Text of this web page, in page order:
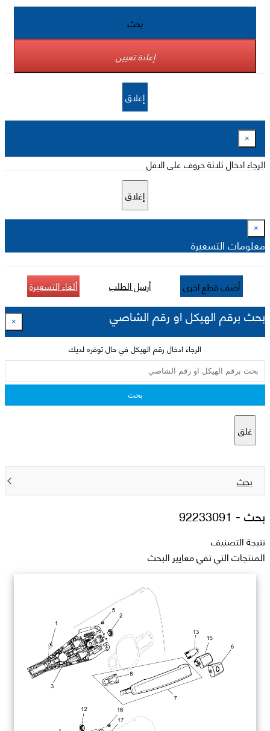
بحث
إعادة تعيين
إغلاق
×
الرجاء ادخال ثلاثة حروف على الاقل
إغلاق
×
معلومات التسعيرة
أضف قطع اخرى أرسل الطلب ألغاء التسعيرة
بحث برقم الهيكل او رقم الشاصي ×
الرجاء ادخال رقم الهيكل في حال توفره لديك
بحث
غلق
بحث
بحث - 92233091
نتيجة التصنيف
المنتجات التي تفي معايير البحث